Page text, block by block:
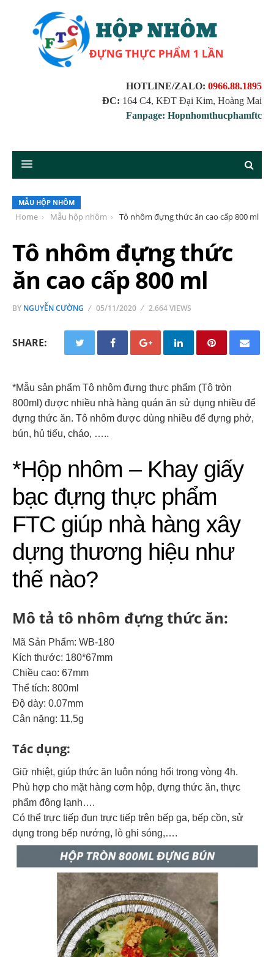
HOTLINE/ZALO: 0966.88.1895
ĐC: 164 C4, KĐT Đại Kim, Hoàng Mai
Fanpage: Hopnhomthucphamftc
MẪU HỘP NHÔM
Home Mẫu hộp nhôm Tô nhôm đựng thức ăn cao cấp 800 ml
Tô nhôm đựng thức
ăn cao cấp 800 ml
BY NGUYỄN CƯỜNG 05/11/2020 2.664 VIEWS
SHARE:
*Mẫu sản phẩm Tô nhôm đựng thực phẩm (Tô tròn
800ml) được nhiều nhà hàng quán ăn sử dụng nhiều để
đựng thức ăn. Tô nhôm được dùng nhiều để đựng phở,
bún, hủ tiếu, cháo, …..
*Hộp nhôm – Khay giấy
bạc đựng thực phẩm
FTC giúp nhà hàng xây
dựng thương hiệu như
thế nào?
Mô tả tô nhôm đựng thức ăn:
Mã Sản Phẩm: WB-180
Kích thước: 180*67mm
Chiều cao: 67mm
Thể tích: 800ml
Độ dày: 0.07mm
Cân nặng: 11,5g
Tác dụng:
Giữ nhiệt, giúp thức ăn luôn nóng hổi trong vòng 4h.
Phù hợp cho mặt hàng cơm hộp, đựng thức ăn, thực
phẩm đông lạnh….
Có thể trực tiếp đun trực tiếp trên bếp ga, bếp cồn, sử
dụng trong bếp nướng, lò ghi sóng,….